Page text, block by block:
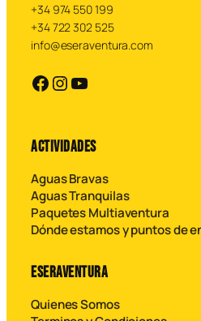
+34 974 550 199
+34 722 302 525
info@eseraventura.com
https://facebook.com https://instagram.com YouTube
ACTIVIDADES
Aguas Bravas
Aguas Tranquilas
Paquetes Multiaventura
Dónde estamos y puntos de
ESERAVENTURA
Quienes Somos